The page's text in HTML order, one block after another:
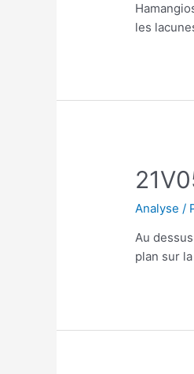
les
Analyse /
Au
plan sur